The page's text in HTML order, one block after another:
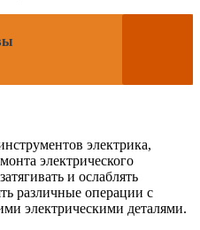
электрика,
электрического
и ослаблять
различные операции с
электрическими деталями.